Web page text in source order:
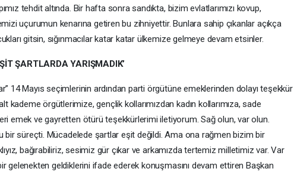
tehdit altında. Bir hafta sonra sandıkta, bizim evlatlarımızı kovup,
uçurumun kenarına getiren bu zihniyettir. Bunlara sahip çıkanlar açıkça
gitsin, sığınmacılar katar katar ülkemize gelmeye devam etsinler.
ŞARTLARDA YARIŞMADIK’
14 Mayıs seçimlerinin ardından parti örgütüne emeklerinden dolayı teşekkür
kademe örgütlerimize, gençlik kollarımızdan kadın kollarımıza, sade
emek ve gayretten ötürü teşekkürlerimi iletiyorum. Sağ olun, var olun.
bir süreçti. Mücadelede şartlar eşit değildi. Ama ona rağmen bizim bir
bağırabiliriz, sesimiz gür çıkar ve arkamızda tertemiz milletimiz var. Var
gelenekten geldiklerini ifade ederek konuşmasını devam ettiren Başkan